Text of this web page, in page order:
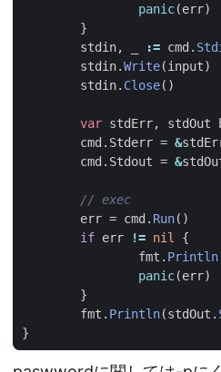
panic(err)
}
stdin, := cmd .
stdin.Write(input)
stdin. Close()
var stdErr, stdOut
cmd . Stderr = &
cmd . Stdout = &
// exec
err = cmd . Run()
if err != nil
{
fmt . Println
panic(err)
}
fmt . Println(stdOut .
}